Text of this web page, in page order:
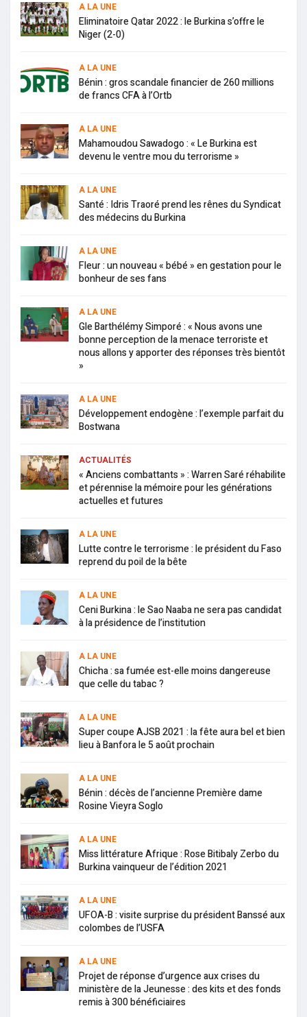
A LA UNE
Eliminatoire Qatar 2022 : le Burkina s’offre le
Niger (2-0)
A LA UNE
Bénin : gros scandale financier de 260 millions
de francs CFA à l’Ortb
A LA UNE
Mahamoudou Sawadogo : « Le Burkina est
devenu le ventre mou du terrorisme »
A LA UNE
Santé : Idris Traoré prend les rênes du Syndicat
des médecins du Burkina
A LA UNE
Fleur : un nouveau « bébé » en gestation pour le
bonheur de ses fans
A LA UNE
Gle Barthélémy Simporé : « Nous avons une
bonne perception de la menace terroriste et
nous allons y apporter des réponses très bientôt
»
A LA UNE
Développement endogène : l’exemple parfait du
Bostwana
ACTUALITÉS
« Anciens combattants » : Warren Saré réhabilite
et pérennise la mémoire pour les générations
actuelles et futures
A LA UNE
Lutte contre le terrorisme : le président du Faso
reprend du poil de la bête
A LA UNE
Ceni Burkina : le Sao Naaba ne sera pas candidat
à la présidence de l’institution
A LA UNE
Chicha : sa fumée est-elle moins dangereuse
que celle du tabac ?
A LA UNE
Super coupe AJSB 2021 : la fête aura bel et bien
lieu à Banfora le 5 août prochain
A LA UNE
Bénin : décès de l’ancienne Première dame
Rosine Vieyra Soglo
A LA UNE
Miss littérature Afrique : Rose Bitibaly Zerbo du
Burkina vainqueur de l’édition 2021
A LA UNE
UFOA-B : visite surprise du président Banssé aux
colombes de l’USFA
A LA UNE
Projet de réponse d’urgence aux crises du
ministère de la Jeunesse : des kits et des fonds
remis à 300 bénéficiaires